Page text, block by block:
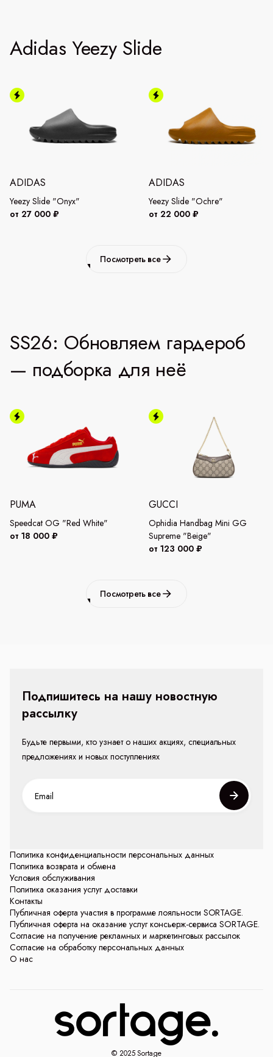
Adidas Yeezy Slide
ADIDAS
Yeezy Slide "Onyx"
от 27 000 ₽
ADIDAS
Yeezy Slide "Ochre"
от 22 000 ₽
Посмотреть все
SS26: Обновляем гардероб
— подборка для неё
PUMA
Speedcat OG "Red White"
от 18 000 ₽
GUCCI
Ophidia Handbag Mini GG
Supreme "Beige"
от 123 000 ₽
Посмотреть все
Политика конфиденциальности персональных данных
Политика возврата и обмена
Условия обслуживания
Политика оказания услуг доставки
Контакты
Публичная оферта участия в программе лояльности SORTAGE.
Публичная оферта на оказание услуг консьерж-сервиса SORTAGE.
Согласие на получение рекламных и маркетинговых рассылок
Согласие на обработку персональных данных
О нас
Подпишитесь на нашу новостную
рассылку
Будьте первыми, кто узнает о наших акциях, специальных
предложениях и новых поступлениях
© 2025 Sortage